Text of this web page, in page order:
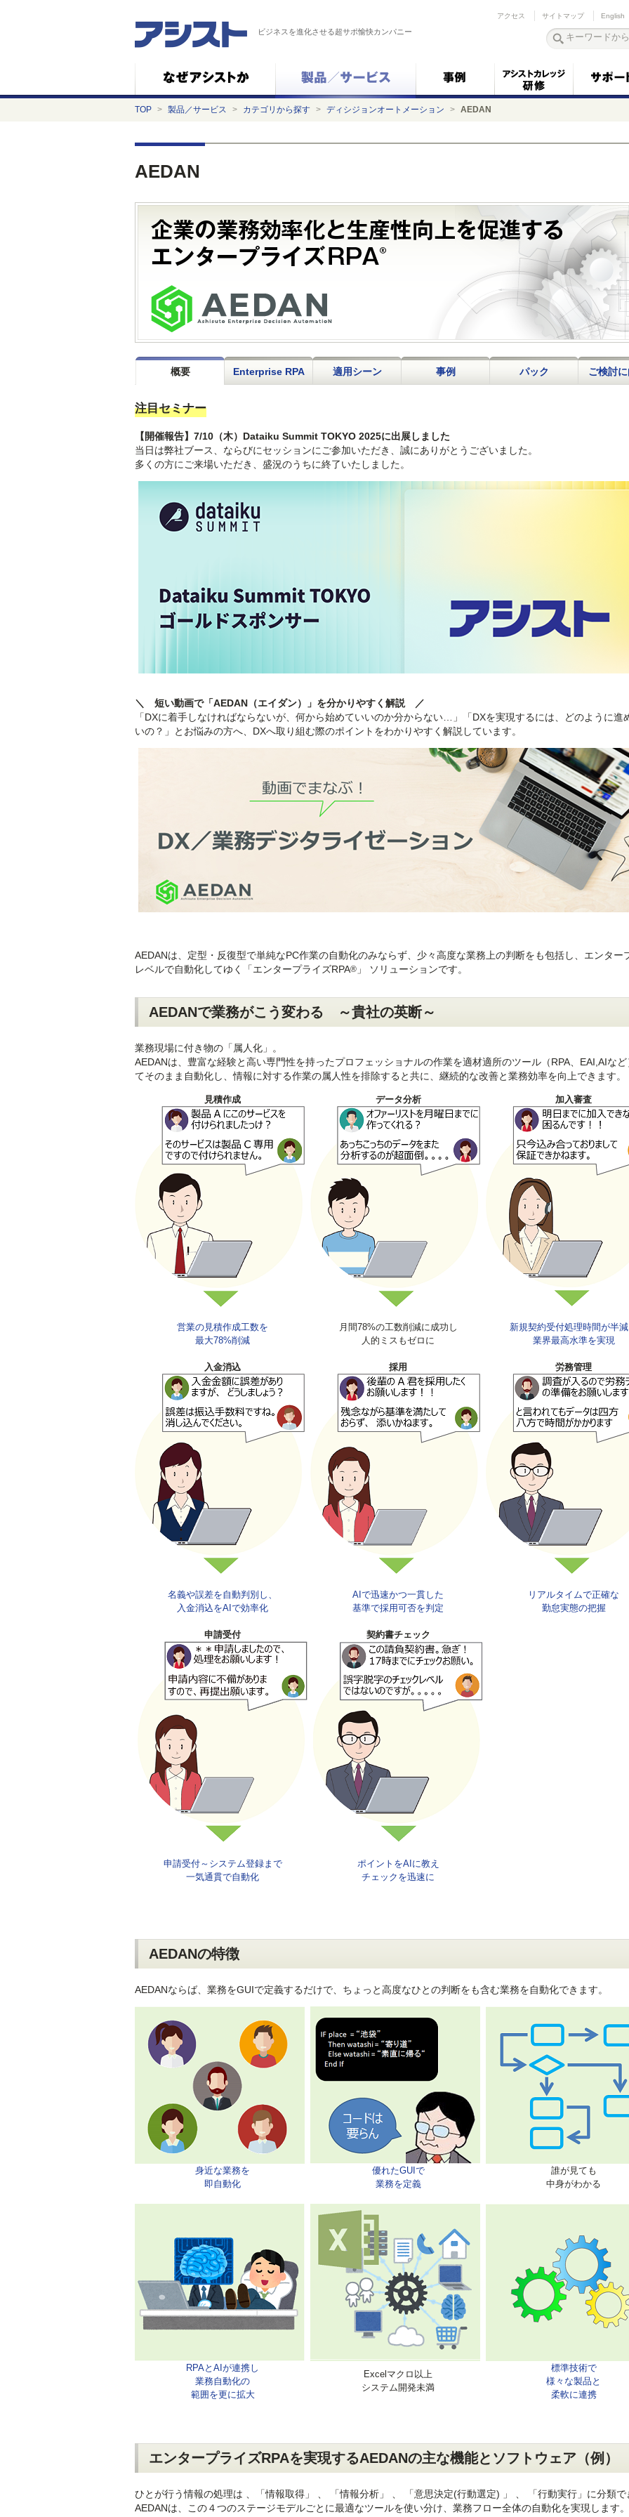
ビジネスを進化させる超サポ愉快カンパニー
アクセス サイトマップ English
TOP > 製品／サービス > カテゴリから探す > ディシジョンオートメーション > AEDAN
AEDAN
概要 Enterprise RPA 適用シーン 事例 パック ご検討
注目セミナー
【開催報告】7/10（木）Dataiku Summit TOKYO 2025に出展しました
当日は弊社ブース、ならびにセッションにご参加いただき、誠にありがとうございました。
多くの方にご来場いただき、盛況のうちに終了いたしました。
＼ 短い動画で「AEDAN（エイダン）」を分かりやすく解説 ／
「DXに着手しなければならないが、何から始めていいのか分からない…」「DXを実現するには、どのように進
いの？」とお悩みの方へ、DXへ取り組む際のポイントをわかりやすく解説しています。
AEDANは、定型・反復型で単純なPC作業の自動化のみならず、少々高度な業務上の判断をも包括し、エンター
レベルで自動化してゆく「エンタープライズRPA® 」 ソリューションです。
AEDANで業務がこう変わる ～貴社の英断～
業務現場に付き物の「属人化」。
AEDANは、豊富な経験と高い専門性を持ったプロフェッショナルの作業を適材適所のツール（RPA、EAI,AIな
てそのまま自動化し、情報に対する作業の属人性を排除すると共に、継続的な改善と業務効率を向上できます。
見積作成 データ分析 加入審査
営業の見積作成工数を
最大78%削減
月間78%の工数削減に成功し
人的ミスもゼロに
新規契約受付処理時間が半
業界最高水準を実現
入金消込 採用 労務管理
名義や誤差を自動判別し、
入金消込をAIで効率化
AIで迅速かつ一貫した
基準で採用可否を判定
リアルタイムで正確な
勤怠実態の把握
申請受付 契約書チェック
申請受付～システム登録まで
一気通貫で自動化
ポイントをAIに教え
チェックを迅速に
AEDANの特徴
AEDANならば、業務をGUIで定義するだけで、ちょっと高度なひとの判断をも含む業務を自動化できます。
身近な業務を
即自動化
優れたGUIで
業務を定義
誰が見ても
中身がわかる
RPAとAIが連携し
業務自動化の
範囲を更に拡大
Excelマクロ以上
システム開発未満
標準技術で
様々な製品と
柔軟に連携
エンタープライズRPAを実現するAEDANの主な機能とソフトウェア（例）
ひとが行う情報の処理は 、「情報取得」 、 「情報分析」 、 「意思決定(行動選定) 」 、 「行動実行」に分類で
AEDANは、この４つのステージモデルごとに最適なツールを使い分け、業務フロー全体の自動化を実現します。